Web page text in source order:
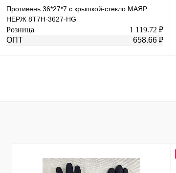
Противень 36*27*7 с крышкой-стекло МАЯР
НЕРЖ 8T7H-3627-HG
Розница
1 119.72 ₽
ОПТ
658.66 ₽
Купить в 1 клик К сравнению